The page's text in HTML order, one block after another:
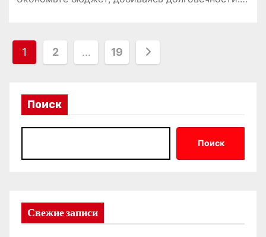
П1 2 … 19
Поиск
Поиск
Свежие записи